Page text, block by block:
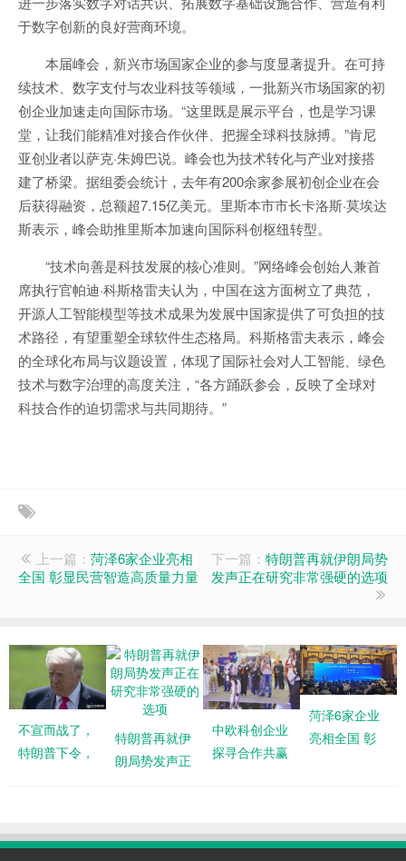
于数字创新的良好营商环境。
本届峰会，新兴市场国家企业的参与度显著提升。在可持
续技术、数字支付与农业科技等领域，一批新兴市场国家的初
创企业加速走向国际市场。“这里既是展示平台，也是学习课
堂，让我们能精准对接合作伙伴、把握全球科技脉搏。”肯尼
亚创业者以萨克·朱姆巴说。峰会也为技术转化与产业对接搭
建了桥梁。据组委会统计，去年有200余家参展初创企业在会
后获得融资，总额超7.15亿美元。里斯本市市长卡洛斯·莫埃达
斯表示，峰会助推里斯本加速向国际科创枢纽转型。
“技术向善是科技发展的核心准则。”网络峰会创始人兼首
席执行官帕迪·科斯格雷夫认为，中国在这方面树立了典范，
开源人工智能模型等技术成果为发展中国家提供了可负担的技
术路径，有望重塑全球软件生态格局。科斯格雷夫表示，峰会
的全球化布局与议题设置，体现了国际社会对人工智能、绿色
技术与数字治理的高度关注，“各方踊跃参会，反映了全球对
科技合作的迫切需求与共同期待。”
上一篇： 菏泽6家企业亮相
全国 彰显民营智造高质量力量
下一篇： 特朗普再就伊朗局势
发声正在研究非常强硬的选项
不宣而战了，
特朗普下令，
特朗普再就伊
朗局势发声正
中欧科创企业
探寻合作共赢
菏泽6家企业
亮相全国 彰